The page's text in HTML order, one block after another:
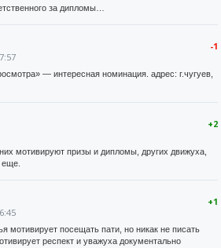
за дипломы…
-1
— интересная номинация. адрес: г.чугуев,
+2
мотивируют призы и дипломы, других движуха,
еще.
+1
мотивирует посещать пати, но никак не писать
респект и уважуха документально